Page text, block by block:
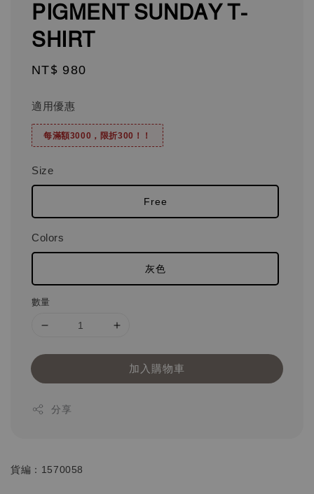
PIGMENT SUNDAY T-
SHIRT
Regular
NT$ 980
適用優惠
每滿額3000，限折300！！
Size
Free
Colors
灰色
數量
加入購物車
分享
貨編：1570058